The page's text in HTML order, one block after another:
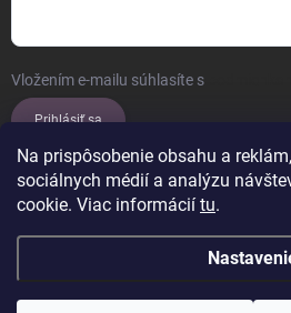
Na prispôsobenie obsahu a
sociálnych médií a analýzu
cookie. Viac informácií tu.
Vložením e-mailu súhlasíte s
Prihlásiť sa